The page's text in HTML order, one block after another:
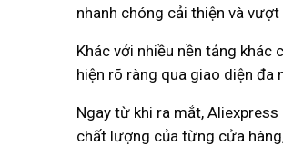
nhanh chóng cải thiện và
Khác với nhiều nền tảng
hiện rõ ràng qua giao diện đa
Ngay từ khi ra mắt,
chất lượng của từng cửa